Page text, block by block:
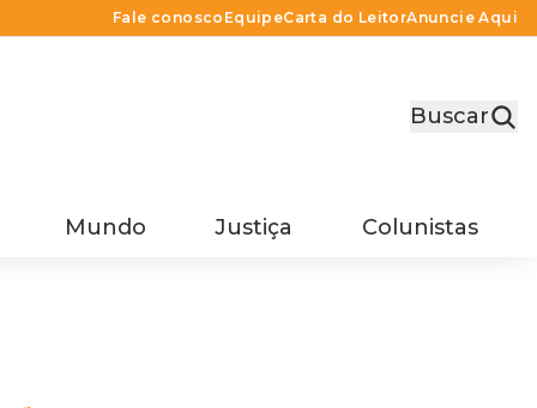
Fale conosco EquipeCarta do LeitorAnuncie Aqui
Buscar
Mundo Justiça Colunistas